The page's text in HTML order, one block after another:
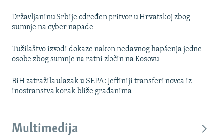
Državljaninu Srbije određen pritvor u Hrvatskoj zbog
sumnje na cyber napade
Tužilaštvo izvodi dokaze nakon nedavnog hapšenja jedne
osobe zbog sumnje na ratni zločin na Kosovu
BiH zatražila ulazak u SEPA: Jeftiniji transferi novca iz
inostranstva korak bliže građanima
Multimedija